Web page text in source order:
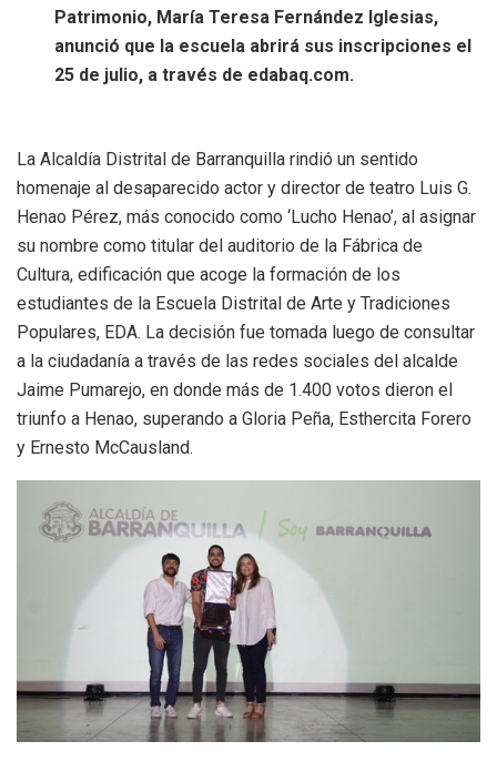
Patrimonio, María Teresa Fernández Iglesias,
anunció que la escuela abrirá sus inscripciones el
25 de julio, a través de edabaq.com.
La Alcaldía Distrital de Barranquilla rindió un sentido
homenaje al desaparecido actor y director de teatro Luis G.
Henao Pérez, más conocido como ‘Lucho Henao’, al asignar
su nombre como titular del auditorio de la Fábrica de
Cultura, edificación que acoge la formación de los
estudiantes de la Escuela Distrital de Arte y Tradiciones
Populares, EDA. La decisión fue tomada luego de consultar
a la ciudadanía a través de las redes sociales del alcalde
Jaime Pumarejo, en donde más de 1.400 votos dieron el
triunfo a Henao, superando a Gloria Peña, Esthercita Forero
y Ernesto McCausland.